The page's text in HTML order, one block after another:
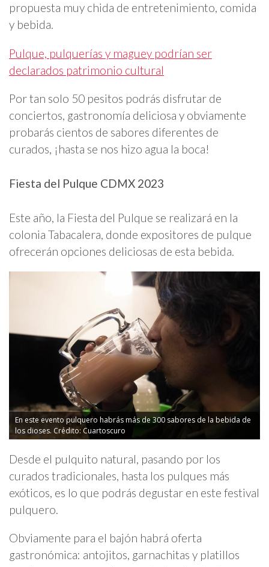
propuesta muy chida de entretenimiento, comida
y bebida.
Pulque, pulquerías y maguey podrían ser
declarados patrimonio cultural
Por tan solo 50 pesitos podrás disfrutar de
conciertos, gastronomía deliciosa y obviamente
probarás cientos de sabores diferentes de
curados, ¡hasta se nos hizo agua la boca!
Fiesta del Pulque CDMX 2023
Este año, la Fiesta del Pulque se realizará en la
colonia Tabacalera, donde expositores de pulque
ofrecerán opciones deliciosas de esta bebida.
En este evento pulquero habrás más de 300 sabores de la bebida de
los dioses. Crédito: Cuartoscuro
Desde el pulquito natural, pasando por los
curados tradicionales, hasta los pulques más
exóticos, es lo que podrás degustar en este festival
pulquero.
Obviamente para el bajón habrá oferta
gastronómica: antojitos, garnachitas y platillos